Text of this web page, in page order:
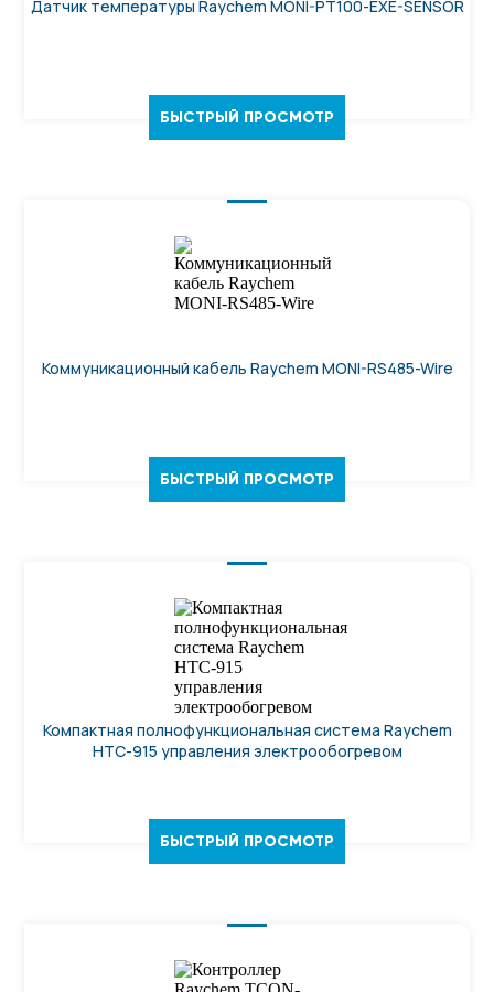
Датчик температуры Raychem MONI-PT100-EXE-SENSOR
БЫСТРЫЙ ПРОСМОТР
Коммуникационный кабель Raychem MONI-RS485-Wire
БЫСТРЫЙ ПРОСМОТР
Компактная полнофункциональная система Raychem
HTC-915 управления электрообогревом
БЫСТРЫЙ ПРОСМОТР